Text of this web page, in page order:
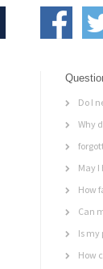
Do I
Why
May
How
Can
Is my
How